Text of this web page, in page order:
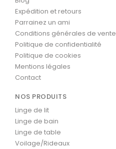
Expédition et retours
Parrainez un ami
Conditions générales de vente
Politique de confidentialité
Politique de cookies
Mentions légales
Contact
NOS PRODUITS
Linge de lit
Linge de bain
Linge de table
Voilage/Rideaux